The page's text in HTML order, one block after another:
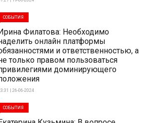
СОБЫТИЯ
Филатова: Необходимо
онлайн платформы
и ответственностью, а
только правом пользоваться
доминирующего
| 26-06-2024
СОБЫТИЯ